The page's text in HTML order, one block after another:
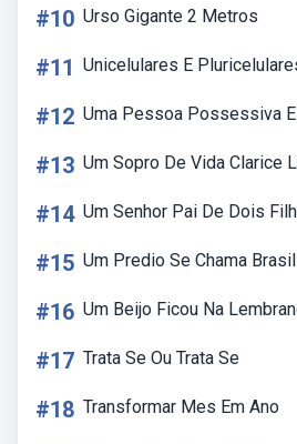
#10 Urso Gigante 2 Metros
#11 Unicelulares E
#12 Uma Pessoa Possessiva
#13 Um Sopro De Vida Clarice
#14 Um Senhor Pai De Dois
#15 Um Predio Se Chama Brasil
#16 Um Beijo Ficou Na
#17 Trata Se Ou Trata Se
#18 Transformar Mes Em Ano